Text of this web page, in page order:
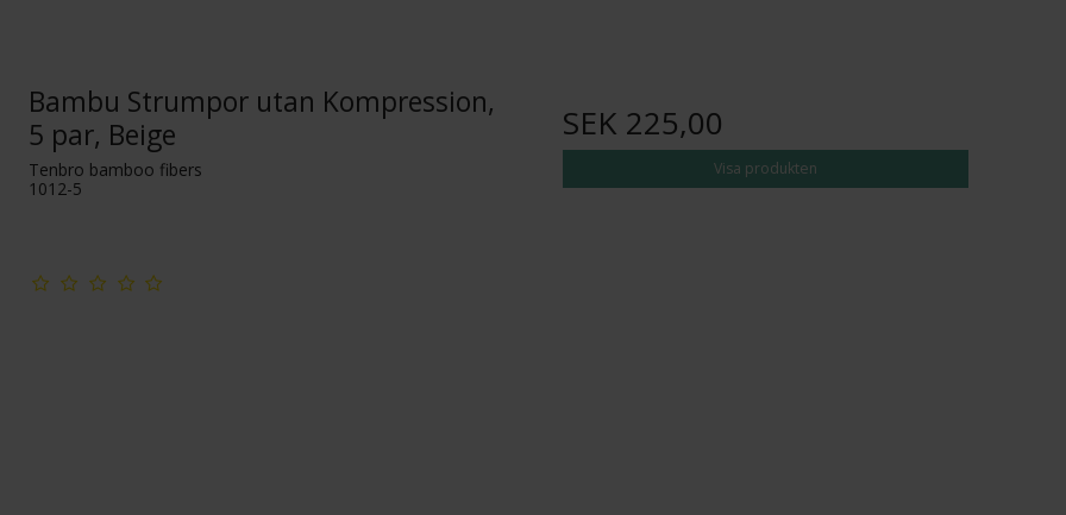
Bambu Strumpor utan Kompression,
5 par, Beige
Tenbro bamboo fibers
1012-5
SEK 225,00
Visa produkten